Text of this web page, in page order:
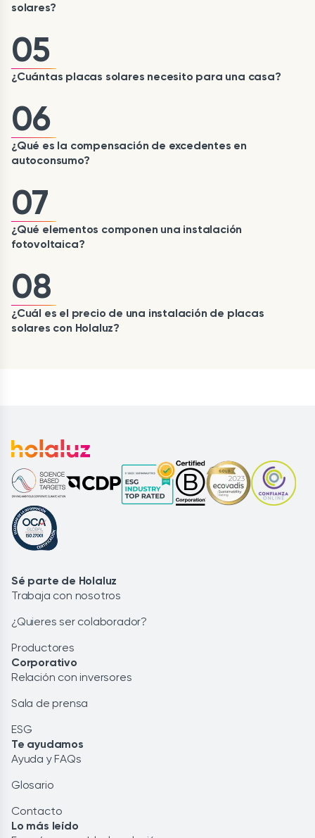
solares?
05
¿Cuántas placas solares necesito para una casa?
06
¿Qué es la compensación de excedentes en
autoconsumo?
07
¿Qué elementos componen una instalación
fotovoltaica?
08
¿Cuál es el precio de una instalación de placas
solares con Holaluz?
Sé parte de Holaluz
Trabaja con nosotros
¿Quieres ser colaborador?
Productores
Corporativo
Relación con inversores
Sala de prensa
ESG
Te ayudamos
Ayuda y FAQs
Glosario
Contacto
Lo más leído